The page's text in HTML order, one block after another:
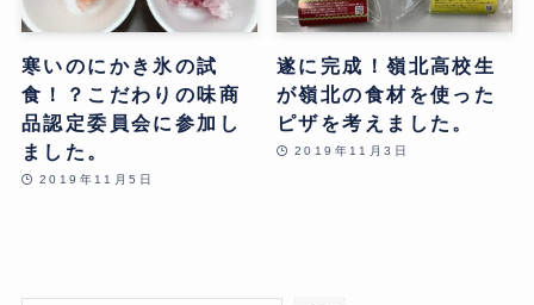
寒いのにかき氷の試
食！？こだわりの味商
品認定委員会に参加し
ました。
2019年11月5日
遂に完成！嶺北高校生
が嶺北の食材を使った
ピザを考えました。
2019年11月3日